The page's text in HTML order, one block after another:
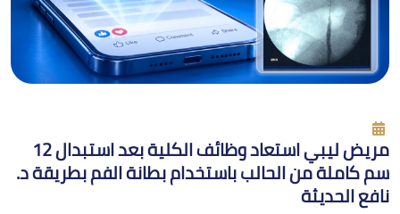
مريض ليبي استعاد وظائف الكلية بعد استبدال 12
سم كاملة من الحالب باستخدام بطانة الفم بطريقة د.
نافع الحديثة